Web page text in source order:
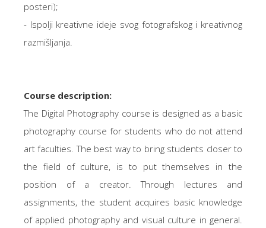
posteri);
- Ispolji kreativne ideje svog fotografskog i kreativnog
razmišljanja.
Course description:
The Digital Photography course is designed as a basic
photography course for students who do not attend
art faculties. The best way to bring students closer to
the field of culture, is to put themselves in the
position of a creator. Through lectures and
assignments, the student acquires basic knowledge
of applied photography and visual culture in general.